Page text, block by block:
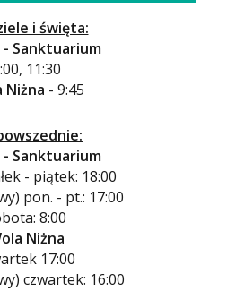
i święta:
- Sanktuarium
11:30
Niżna - 9:45
- Sanktuarium
- piątek: 18:00
pon. - pt.: 17:00
8:00
Niżna
17:00
czwartek: 16:00